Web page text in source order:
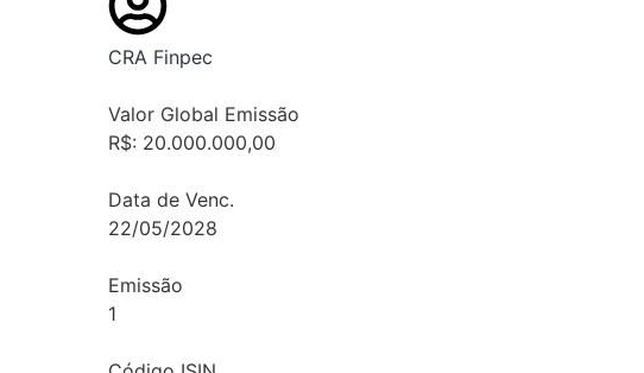
CRA Finpec
Valor Global Emissão
R$: 20.000.000,00
Data de Venc.
22/05/2028
Emissão
1